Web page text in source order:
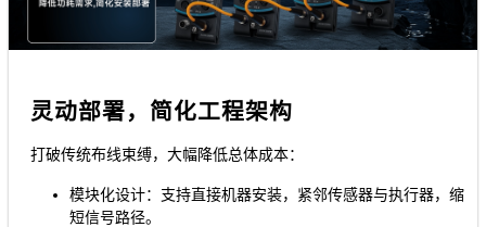
灵动部署，简化工程架构
打破传统布线束缚，大幅降低总体成本：
模块化设计：支持直接机器安装，紧邻传感器与执行器，缩
短信号路径。